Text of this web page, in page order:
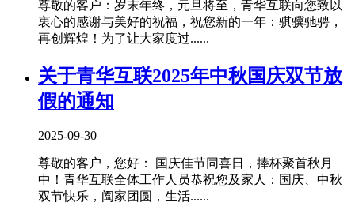
尊敬的客户：岁末年终，元旦将至，青华互联向您致以
衷心的感谢与美好的祝福，祝您新的一年：骐骥驰骋，
再创辉煌！为了让大家度过......
关于青华互联2025年中秋国庆双节放
假的通知
2025-09-30
尊敬的客户，您好： 国庆佳节同喜日，捧杯聚首秋月
中！青华互联全体工作人员恭祝您及家人：国庆、中秋
双节快乐，阖家团圆，生活......